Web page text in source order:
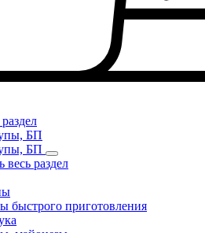
БП
БП
весь раздел
быстрого приготовления